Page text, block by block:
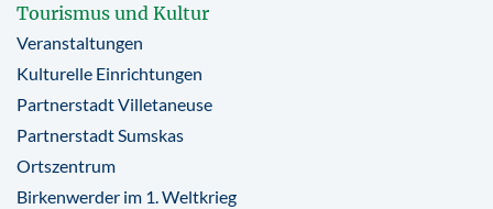
Tourismus und Kultur
Veranstaltungen
Kulturelle Einrichtungen
Partnerstadt Villetaneuse
Partnerstadt Sumskas
Ortszentrum
Birkenwerder im 1. Weltkrieg